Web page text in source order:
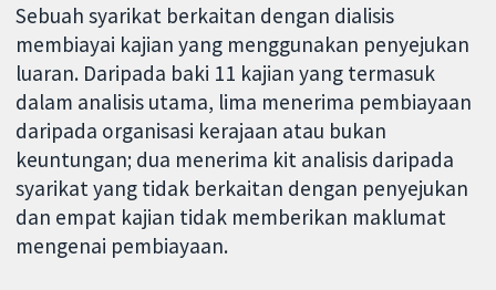
Sebuah syarikat berkaitan dengan dialisis
membiayai kajian yang menggunakan penyejukan
luaran. Daripada baki 11 kajian yang termasuk
dalam analisis utama, lima menerima pembiayaan
daripada organisasi kerajaan atau bukan
keuntungan; dua menerima kit analisis daripada
syarikat yang tidak berkaitan dengan penyejukan
dan empat kajian tidak memberikan maklumat
mengenai pembiayaan.